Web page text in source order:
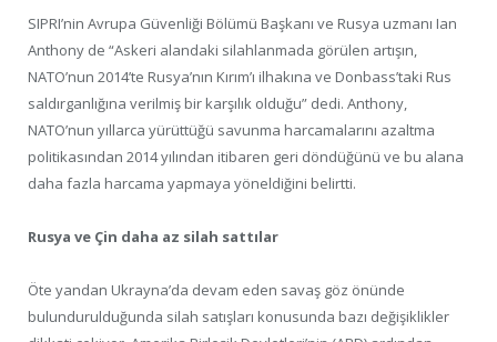
SIPRI’nin Avrupa Güvenliği Bölümü Başkanı ve Rusya uzmanı Ian
Anthony de “Askeri alandaki silahlanmada görülen artışın,
NATO’nun 2014’te Rusya’nın Kırım’ı ilhakına ve Donbass’taki Rus
saldırganlığına verilmiş bir karşılık olduğu” dedi. Anthony,
NATO’nun yıllarca yürüttüğü savunma harcamalarını azaltma
politikasından 2014 yılından itibaren geri döndüğünü ve bu alana
daha fazla harcama yapmaya yöneldiğini belirtti.
Rusya ve Çin daha az silah sattılar
Öte yandan Ukrayna’da devam eden savaş göz önünde
bulundurulduğunda silah satışları konusunda bazı değişiklikler